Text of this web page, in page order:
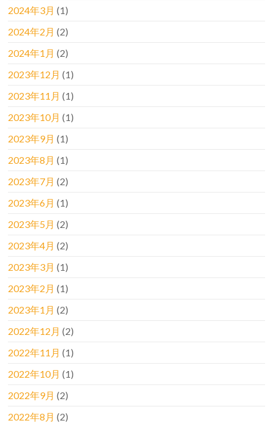
2024年3月 (1)
2024年2月 (2)
2024年1月 (2)
2023年12月 (1)
2023年11月 (1)
2023年10月 (1)
2023年9月 (1)
2023年8月 (1)
2023年7月 (2)
2023年6月 (1)
2023年5月 (2)
2023年4月 (2)
2023年3月 (1)
2023年2月 (1)
2023年1月 (2)
2022年12月 (2)
2022年11月 (1)
2022年10月 (1)
2022年9月 (2)
2022年8月 (2)